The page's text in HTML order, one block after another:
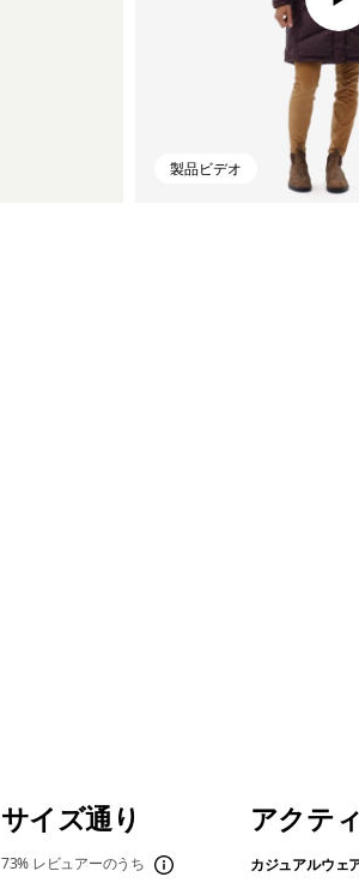
製品ビデオ
サイズ通り
73% レビュアーのうち
アクテ
カジュアルウェ